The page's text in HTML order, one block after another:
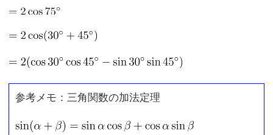
参考メモ：三角関数の加法定理